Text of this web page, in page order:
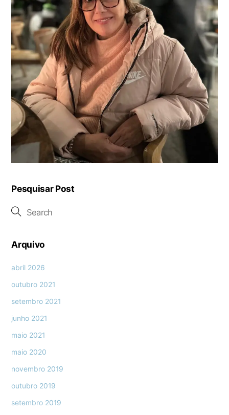
Pesquisar Post
Arquivo
abril 2026
outubro 2021
setembro 2021
junho 2021
maio 2021
maio 2020
novembro 2019
outubro 2019
setembro 2019